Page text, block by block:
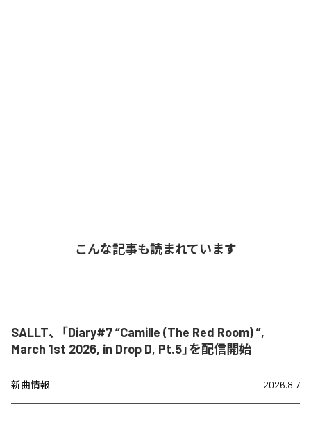
こんな記事も読まれています
SALLT、「Diary#7 “Camille (The Red Room) ”,
March 1st 2026, in Drop D, Pt.5」を配信開始
新曲情報 2026.8.7